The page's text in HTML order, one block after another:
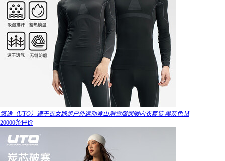
悠途（UTO）速干衣女跑步户外运动登山滑雪服保暖内衣套装 黑灰色 M
20000条评价